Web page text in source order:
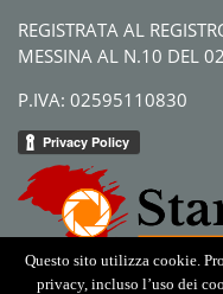
REGISTRATA AL
MESSINA AL N.10 DEL
P.IVA: 02595110830
Questo sito utilizza cookie.
privacy, incluso l’uso dei